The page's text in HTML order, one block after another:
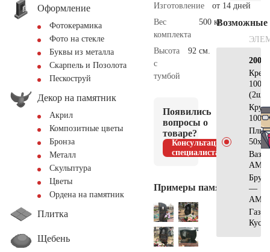
Оформление
Фотокерамика
Фото на стекле
Буквы из металла
Скарпель и Позолота
Пескоструй
Декор на памятник
Акрил
Композитные цветы
Бронза
Металл
Скульптура
Цветы
Ордена на памятник
Плитка
Щебень
Изготовление
от 14 дней
Вес
комплекта
500 кг.
Высота
с
тумбой
92 см.
Появились
вопросы о
товаре?
Консультация
специалиста
Примеры памятников
Возможные
(2шт)
—
Кусты